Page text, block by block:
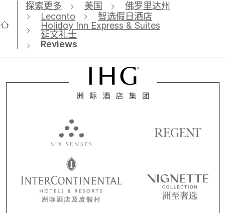
探索更多 美国
佛罗里达州
Lecanto
智选假日酒店
Holiday Inn Express & Suites
延文礼士
Reviews